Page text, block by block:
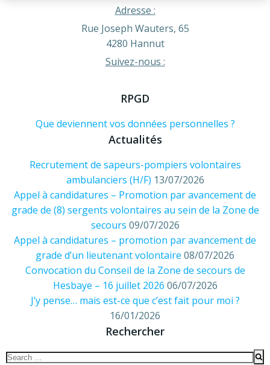
Adresse :
Rue Joseph Wauters, 65
4280 Hannut
Suivez-nous :
RPGD
Que deviennent vos données personnelles ?
Actualités
Recrutement de sapeurs-pompiers volontaires
ambulanciers (H/F) 13/07/2026
Appel à candidatures – Promotion par avancement de
grade de (8) sergents volontaires au sein de la Zone de
secours 09/07/2026
Appel à candidatures – promotion par avancement de
grade d’un lieutenant volontaire 08/07/2026
Convocation du Conseil de la Zone de secours de
Hesbaye – 16 juillet 2026 06/07/2026
J’y pense… mais est-ce que c’est fait pour moi ?
16/01/2026
Rechercher
Search